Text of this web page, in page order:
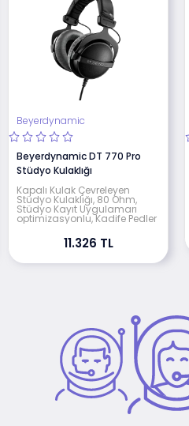
Beyerdynamic
Beyerdynamic DT 770 Pro
Stüdyo Kulaklığı
Kapalı Kulak Çevreleyen
Stüdyo Kulaklığı, 80 Ohm,
Stüdyo Kayıt Uygulamarı
optimizasyonlu, Kadife Pedler
11.326 TL